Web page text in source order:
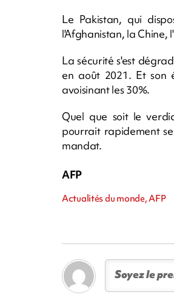
Le Pakistan, qui
l'Afghanistan, la Chine,
La sécurité s'est
en août 2021. Et son
avoisinant les 30%.
Quel que soit le
pourrait rapidement
mandat.
AFP
Actualités du monde, AFP